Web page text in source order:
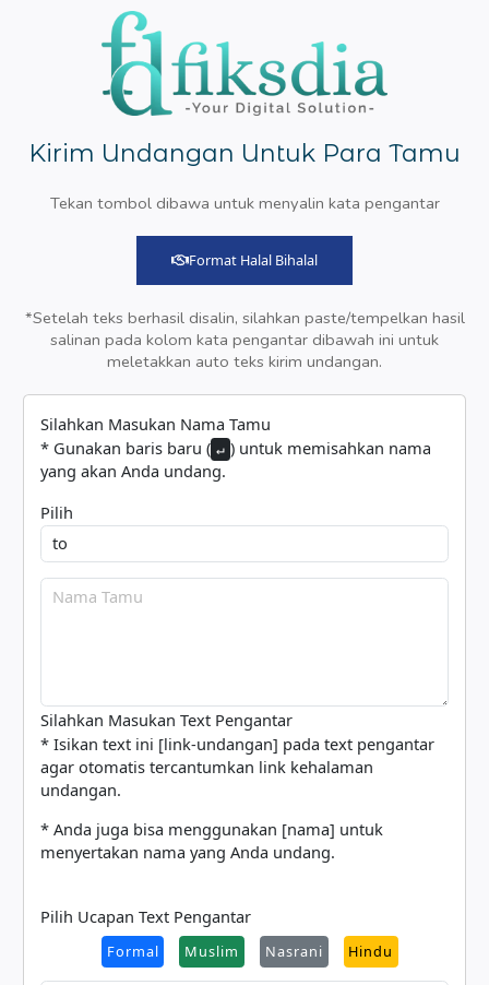
Kirim Undangan Untuk Para Tamu
Tekan tombol dibawa untuk menyalin kata pengantar
Format Halal Bihalal
*Setelah teks berhasil disalin, silahkan paste/tempelkan hasil
salinan pada kolom kata pengantar dibawah ini untuk
meletakkan auto teks kirim undangan.
Silahkan Masukan Nama Tamu
* Gunakan baris baru ( ↵ ) untuk memisahkan nama
yang akan Anda undang.
Pilih
Silahkan Masukan Text Pengantar
* Isikan text ini [link-undangan] pada text pengantar
agar otomatis tercantumkan link kehalaman
undangan.
* Anda juga bisa menggunakan [nama] untuk
menyertakan nama yang Anda undang.
Pilih Ucapan Text Pengantar
Formal Muslim Nasrani Hindu